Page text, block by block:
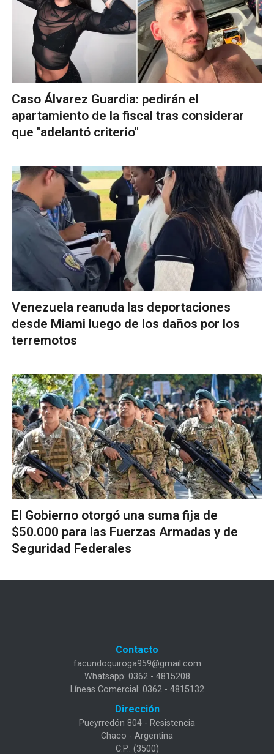
Caso Álvarez Guardia: pedirán el
apartamiento de la fiscal tras considerar
que "adelantó criterio"
Venezuela reanuda las deportaciones
desde Miami luego de los daños por los
terremotos
El Gobierno otorgó una suma fija de
$50.000 para las Fuerzas Armadas y de
Seguridad Federales
Contacto
facundoquiroga959@gmail.com
Whatsapp: 0362 - 4815208
Líneas Comercial: 0362 - 4815132
Dirección
Pueyrredón 804 - Resistencia
Chaco - Argentina
C.P.: (3500)